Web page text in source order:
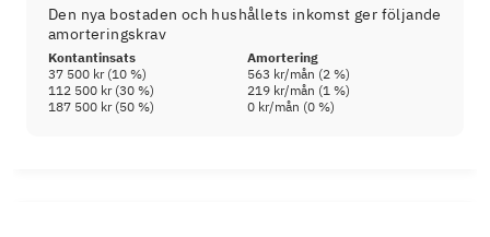
Den nya bostaden och hushållets inkomst ger följande
amorteringskrav
Kontantinsats
Amortering
37 500 kr(10 %) 563 kr/mån (2 %)
112 500 kr(30 %) 219 kr/mån (1 %)
187 500 kr(50 %) 0 kr/mån (0 %)